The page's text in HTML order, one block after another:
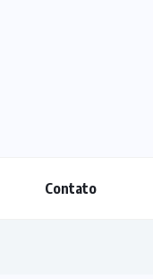
Contato